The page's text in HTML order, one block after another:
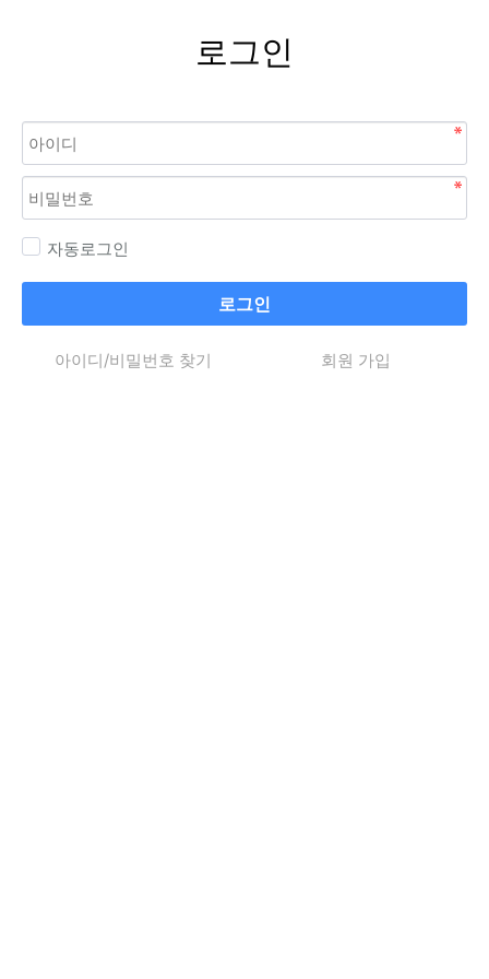
로그인
자동로그인
로그인
아이디/비밀번호 찾기 회원 가입